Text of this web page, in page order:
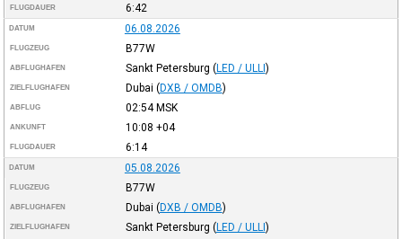
FLUGDAUER 6:42
DATUM 06.08.2026
FLUGZEUG B77W
ABFLUGHAFEN Sankt Petersburg (LED / ULLI)
ZIELFLUGHAFEN Dubai (DXB / OMDB)
ABFLUG 02:54MSK
ANKUNFT 10:08 +04
FLUGDAUER 6:14
DATUM 05.08.2026
FLUGZEUG B77W
ABFLUGHAFEN Dubai (DXB / OMDB)
ZIELFLUGHAFEN Sankt Petersburg (LED / ULLI)